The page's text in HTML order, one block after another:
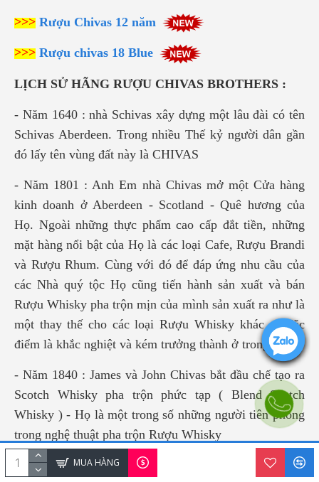
MUA HÀNG
>>> Rượu Chivas 12 năm
>>> Rượu chivas 18 Blue
LỊCH SỬ HÃNG RƯỢU CHIVAS BROTHERS :
- Năm 1640 : nhà Schivas xây dựng một lâu đài có tên
Schivas Aberdeen. Trong nhiều Thế kỷ người dân gần
đó lấy tên vùng đất này là CHIVAS
- Năm 1801 : Anh Em nhà Chivas mở một Cửa hàng
kinh doanh ở Aberdeen - Scotland - Quê hương của
Họ. Ngoài những thực phẩm cao cấp đắt tiền, những
mặt hàng nổi bật của Họ là các loại Cafe, Rượu Brandi
và Rượu Rhum. Cùng với đó để đáp ứng nhu cầu của
các Nhà quý tộc Họ cũng tiến hành sản xuất và bán
Rượu Whisky pha trộn mịn của mình sản xuất ra như là
một thay thế cho các loại Rượu Whisky khác có đặc
điểm là khắc nghiệt và kém trưởng thành ở trong vùng.
- Năm 1840 : James và John Chivas bắt đầu chế tạo ra
Scotch Whisky pha trộn phức tạp ( Blend Scotch
Whisky ) - Họ là một trong số những người tiên phong
trong nghệ thuật pha trộn Rượu Whisky
- Năm 1843 : Nhờ những dịch vụ tuyệt vời, Anh Em